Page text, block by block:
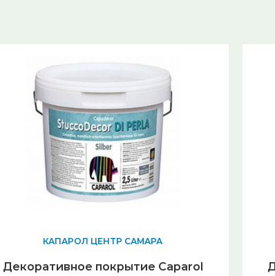
КАПАРОЛ ЦЕНТР САМАРА
Декоративное покрытие Caparol